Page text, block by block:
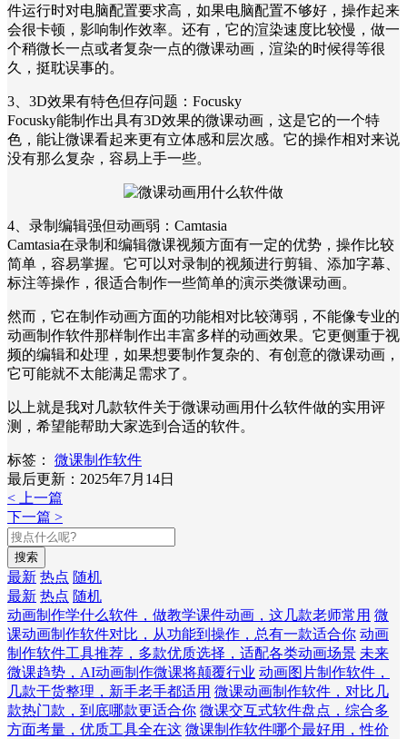
件运行时对电脑配置要求高，如果电脑配置不够好，操作起来
会很卡顿，影响制作效率。还有，它的渲染速度比较慢，做一
个稍微长一点或者复杂一点的微课动画，渲染的时候得等很
久，挺耽误事的。
3、3D效果有特色但存问题：Focusky
Focusky能制作出具有3D效果的微课动画，这是它的一个特
色，能让微课看起来更有立体感和层次感。它的操作相对来说
没有那么复杂，容易上手一些。
4、录制编辑强但动画弱：Camtasia
Camtasia在录制和编辑微课视频方面有一定的优势，操作比较
简单，容易掌握。它可以对录制的视频进行剪辑、添加字幕、
标注等操作，很适合制作一些简单的演示类微课动画。
然而，它在制作动画方面的功能相对比较薄弱，不能像专业的
动画制作软件那样制作出丰富多样的动画效果。它更侧重于视
频的编辑和处理，如果想要制作复杂的、有创意的微课动画，
它可能就不太能满足需求了。
以上就是我对几款软件关于微课动画用什么软件做的实用评
测，希望能帮助大家选到合适的软件。
标签：
微课制作软件
最后更新：2025年7月14日
< 上一篇
下一篇 >
搜索
最新 热点 随机
最新 热点 随机
动画制作学什么软件，做教学课件动画，这几款老师常用 微
课动画制作软件对比，从功能到操作，总有一款适合你 动画
制作软件工具推荐，多款优质选择，适配各类动画场景 未来
微课趋势，AI动画制作微课将颠覆行业 动画图片制作软件，
几款干货整理，新手老手都适用 微课动画制作软件，对比几
款热门款，到底哪款更适合你 微课交互式软件盘点，综合多
方面考量，优质工具全在这 微课制作软件哪个最好用，性价